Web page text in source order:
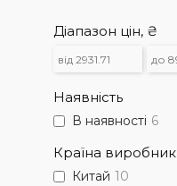
Діапазон цін, ₴
Наявність
В наявності 6
Країна виробник
Китай 10